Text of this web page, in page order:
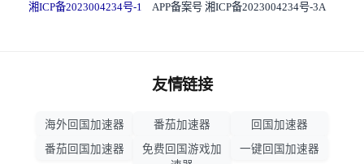
湘ICP备2023004234号-1 APP备案号 湘ICP备2023004234号-3A
友情链接
海外回国加速器 番茄加速器
回国加速器
番茄回国加速器
免费回国游戏加
一键回国加速器